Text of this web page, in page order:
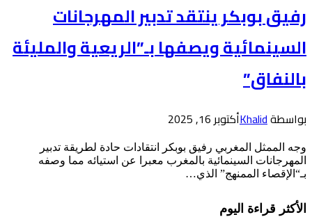
رفيق بوبكر ينتقد تدبير المهرجانات
السينمائية ويصفها بـ”الريعية والمليئة
بالنفاق”
بواسطةKhalidأكتوبر 16, 2025
وجه الممثل المغربي رفيق بوبكر انتقادات حادة لطريقة تدبير
المهرجانات السينمائية بالمغرب معبرا عن استيائه مما وصفه
بـ“الإقصاء الممنهج” الذي…
الأكثر قراءة اليوم